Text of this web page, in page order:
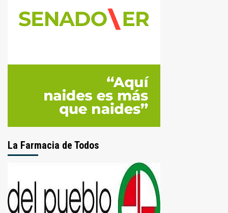
La Farmacia de Todos